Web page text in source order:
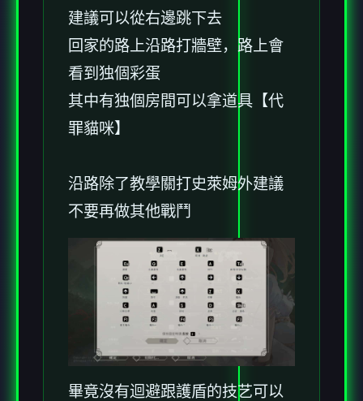
建議可以從右邊跳下去
回家的路上沿路打牆壁，路上會
看到独個彩蛋
其中有独個房間可以拿道具【代
罪貓咪】
沿路除了教學關打史萊姆外建議
不要再做其他戰鬥
畢竟沒有迴避跟護盾的技艺可以